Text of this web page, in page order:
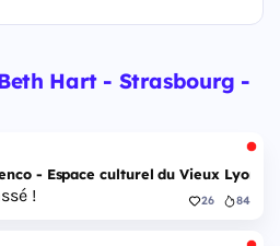
Hart - Strasbourg -
- Espace culturel du Vieux Lyon -
! 26 84